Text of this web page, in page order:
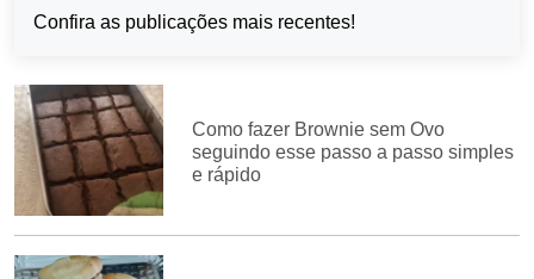
Confira as publicações mais recentes!
Como fazer Brownie sem Ovo
seguindo esse passo a passo simples
e rápido